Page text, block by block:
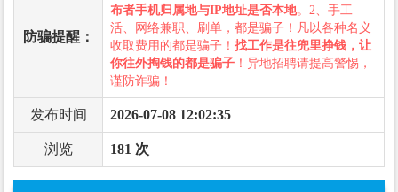
防骗提醒：
布者手机归属地与IP地址是否本地。2、手工
活、网络兼职、刷单，都是骗子！凡以各种名义
收取费用的都是骗子！ 找工作是往兜里挣钱，让
你往外掏钱的都是骗子 ！异地招聘请提高警惕，
谨防诈骗！
发布时间 2026-07-08 12:02:35
浏览 181 次